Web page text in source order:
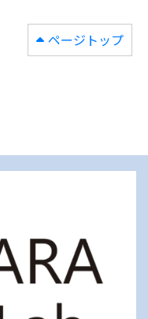
ページトップ